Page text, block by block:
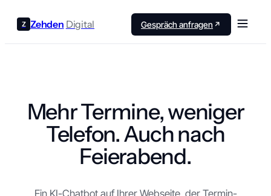
Zehden Digital Gespräch anfragen
Mehr Termine, weniger
Telefon. Auch nach
Feierabend.
Ein KI-Chatbot auf Ihrer Webseite, der Termin-